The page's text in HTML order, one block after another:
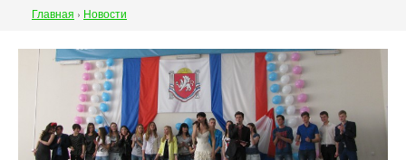
Строка
навигации
Главная › Новости
Back
top